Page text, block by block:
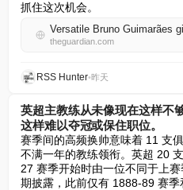
抓住这次机会。
theguardian.com
RSS Hunter•昨天
英超主教练从未像现在这样不
这样难以夺冠或保住职位。
赛季间的高频换帅意味着 11 支
不满一年的教练领衔。英超 20
27 赛季开始时由一位不同于上
期披露，此前仅有 1888-89 赛